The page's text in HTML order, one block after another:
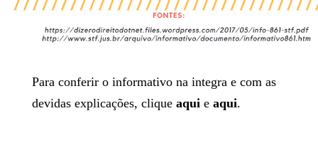
Para conferir o informativo na integra e com as
devidas explicações, clique aquie aqui.